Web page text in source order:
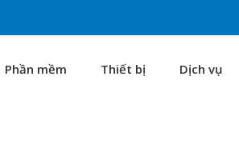
Phần mềm Thiết bị Dịch vụ